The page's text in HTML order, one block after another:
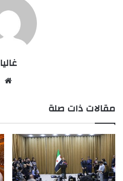
غاليا
مقالات ذات صلة